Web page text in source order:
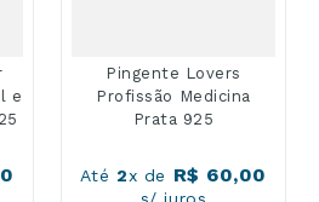
e
Pingente Lovers
Profissão Medicina
Prata 925
Até 2x de R$ 60,00
s/ juros